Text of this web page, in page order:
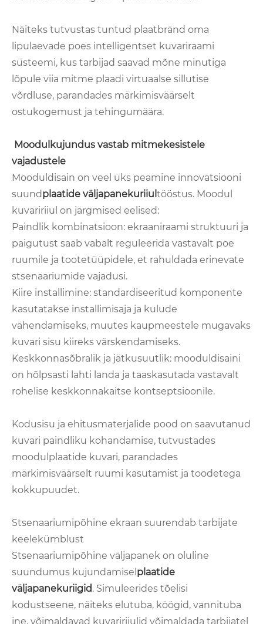
Näiteks tutvustas tuntud plaatbränd oma
lipulaevade poes intelligentset kuvariraami
süsteemi, kus tarbijad saavad mõne minutiga
lõpule viia mitme plaadi virtuaalse sillutise
võrdluse, parandades märkimisväärselt
ostukogemust ja tehingumäära.
Moodulkujundus vastab mitmekesistele
vajadustele
Mooduldisain on veel üks peamine innovatsiooni
suundplaatide väljapanekuriiul tööstus. Moodul
kuvaririiul on järgmised eelised:
Paindlik kombinatsioon: ekraaniraami struktuuri ja
paigutust saab vabalt reguleerida vastavalt poe
ruumile ja tootetüüpidele, et rahuldada erinevate
stsenaariumide vajadusi.
Kiire installimine: standardiseeritud komponente
kasutatakse installimisaja ja kulude
vähendamiseks, muutes kaupmeestele mugavaks
kuvari sisu kiireks värskendamiseks.
Keskkonnasõbralik ja jätkusuutlik: mooduldisaini
on hõlpsasti lahti landa ja taaskasutada vastavalt
rohelise keskkonnakaitse kontseptsioonile.
Kodusisu ja ehitusmaterjalide pood on saavutanud
kuvari paindliku kohandamise, tutvustades
moodulplaatide kuvari, parandades
märkimisväärselt ruumi kasutamist ja toodetega
kokkupuudet.
Stsenaariumipõhine ekraan suurendab tarbijate
keelekümblust
Stsenaariumipõhine väljapanek on oluline
suundumus kujundamisel plaatide
väljapanekuriigid. Simuleerides tõelisi
kodustseene, näiteks elutuba, köögid, vannituba
jne, võimaldavad kuvaririiulid võimaldada tarbijatel